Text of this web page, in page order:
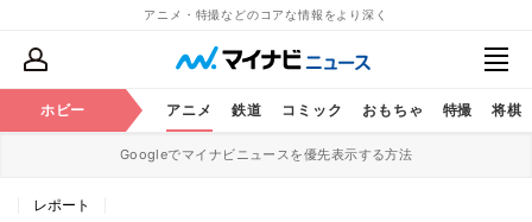
アニメ・特撮などのコアな情報をより深く
ホビー アニメ 鉄道 コミック おもちゃ 特撮 将棋
Googleでマイナビニュースを優先表示する方法
レポート